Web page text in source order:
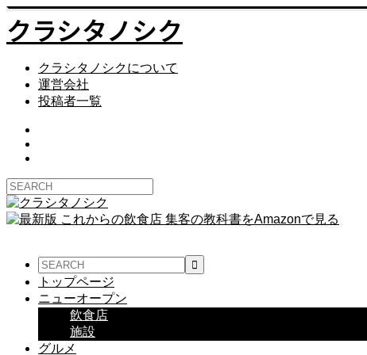
クラシタノシク
クラシタノシクについて
運営会社
投稿者一覧
トップページ
ニューオープン
飲食店
施設
グルメ